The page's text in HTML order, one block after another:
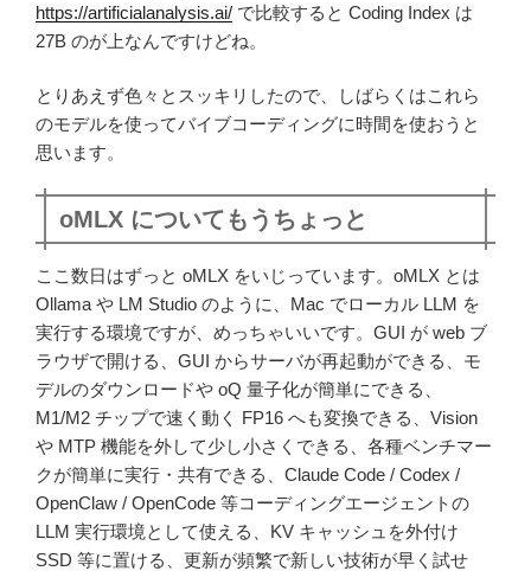
https://artificialanalysis.ai/ で比較すると Coding Index は
27B のが上なんですけどね。
とりあえず色々とスッキリしたので、しばらくはこれら
のモデルを使ってバイブコーディングに時間を使おうと
思います。
oMLX についてもうちょっと
ここ数日はずっと oMLX をいじっています。oMLX とは
Ollama や LM Studio のように、Mac でローカル LLM を
実行する環境ですが、めっちゃいいです。GUI が web ブ
ラウザで開ける、GUI からサーバが再起動ができる、モ
デルのダウンロードや oQ 量子化が簡単にできる、
M1/M2 チップで速く動く FP16 へも変換できる、Vision
や MTP 機能を外して少し小さくできる、各種ベンチマー
クが簡単に実行・共有できる、Claude Code / Codex /
OpenClaw / OpenCode 等コーディングエージェントの
LLM 実行環境として使える、KV キャッシュを外付け
SSD 等に置ける、更新が頻繁で新しい技術が早く試せ